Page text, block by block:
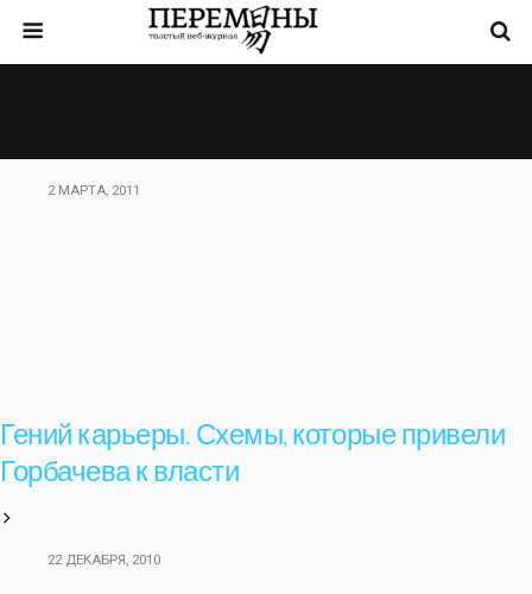
2 МАРТА, 2011
Гений карьеры. Схемы, которые привели
Горбачева к власти
22 ДЕКАБРЯ, 2010